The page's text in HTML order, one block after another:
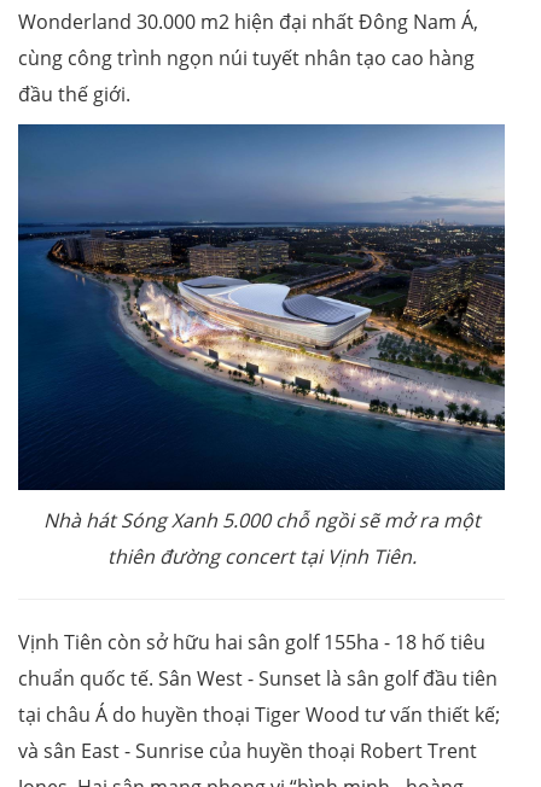
Wonderland 30.000 m2 hiện đại nhất Đông Nam Á,
cùng công trình ngọn núi tuyết nhân tạo cao hàng
đầu thế giới.
Nhà hát Sóng Xanh 5.000 chỗ ngồi sẽ mở ra một
thiên đường concert tại Vịnh Tiên.
Vịnh Tiên còn sở hữu hai sân golf 155ha - 18 hố tiêu
chuẩn quốc tế. Sân West - Sunset là sân golf đầu tiên
tại châu Á do huyền thoại Tiger Wood tư vấn thiết kế;
và sân East - Sunrise của huyền thoại Robert Trent